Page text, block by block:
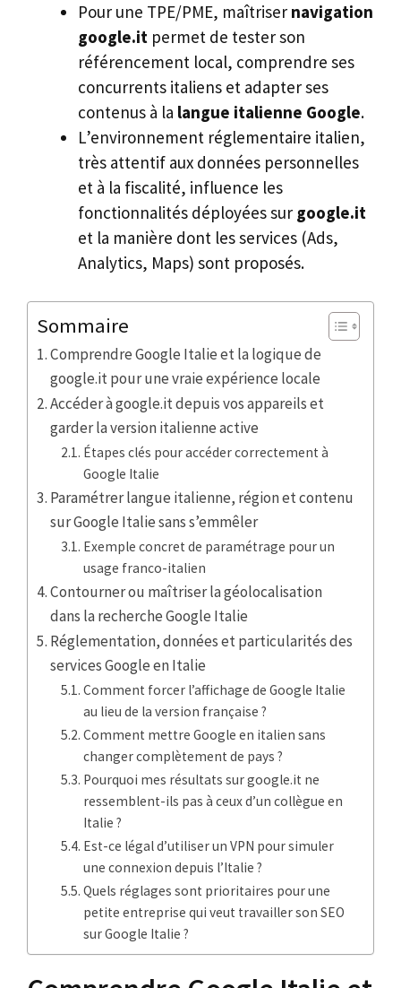
Pour une TPE/PME, maîtriser navigation
google.it permet de tester son
référencement local, comprendre ses
concurrents italiens et adapter ses
contenus à la langue italienne Google.
L’environnement réglementaire italien,
très attentif aux données personnelles
et à la fiscalité, influence les
fonctionnalités déployées sur google.it
et la manière dont les services (Ads,
Analytics, Maps) sont proposés.
Sommaire
Comprendre Google Italie et la logique de
google.it pour une vraie expérience locale
Accéder à google.it depuis vos appareils et
garder la version italienne active
Étapes clés pour accéder correctement à
Google Italie
Paramétrer langue italienne, région et contenu
sur Google Italie sans s’emmêler
Exemple concret de paramétrage pour un
usage franco-italien
Contourner ou maîtriser la géolocalisation
dans la recherche Google Italie
Réglementation, données et particularités des
services Google en Italie
Comment forcer l’affichage de Google Italie
au lieu de la version française ?
Comment mettre Google en italien sans
changer complètement de pays ?
Pourquoi mes résultats sur google.it ne
ressemblent-ils pas à ceux d’un collègue en
Italie ?
Est-ce légal d’utiliser un VPN pour simuler
une connexion depuis l’Italie ?
Quels réglages sont prioritaires pour une
petite entreprise qui veut travailler son SEO
sur Google Italie ?